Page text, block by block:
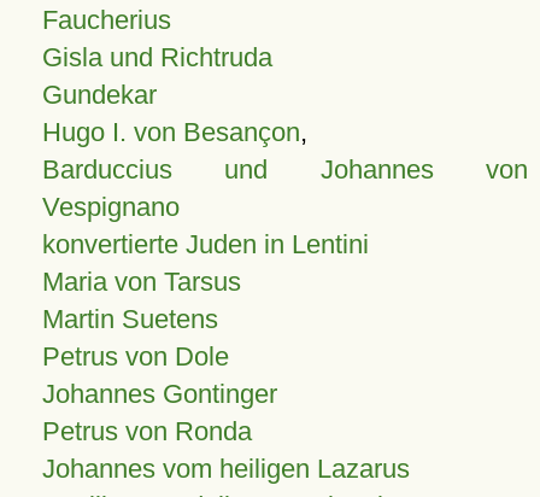
Faucherius
Gisla und Richtruda
Gundekar
Hugo I. von Besançon,
Barduccius und Johannes von
Vespignano
konvertierte Juden in Lentini
Maria von Tarsus
Martin Suetens
Petrus von Dole
Johannes Gontinger
Petrus von Ronda
Johannes vom heiligen Lazarus